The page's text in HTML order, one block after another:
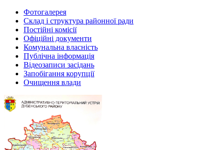
Фотогалерея
Склад і структура районної ради
Постійні комісії
Офіційні документи
Комунальна власність
Публічна інформація
Відеозаписи засідань
Запобігання корупції
Очищення влади